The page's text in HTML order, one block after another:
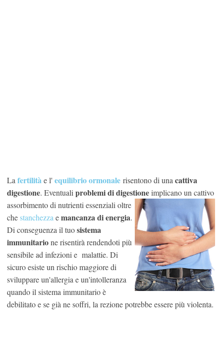
La fertilitàe l' equilibrio ormonale risentono di una cattiva
digestione. Eventuali problemi di digestioneimplicano un cattivo
assorbimento di nutrienti essenziali oltre
chestanchezza emancanza di energia.
Di conseguenza il tuosistema
immunitarione risentirà rendendoti più
sensibile ad infezioni e malattie. Di
sicuro esiste un rischio maggiore di
sviluppare un'allergia e un'intolleranza
quando il sistema immunitario è
debilitato e se già ne soffri, la rezione potrebbe essere più violenta.